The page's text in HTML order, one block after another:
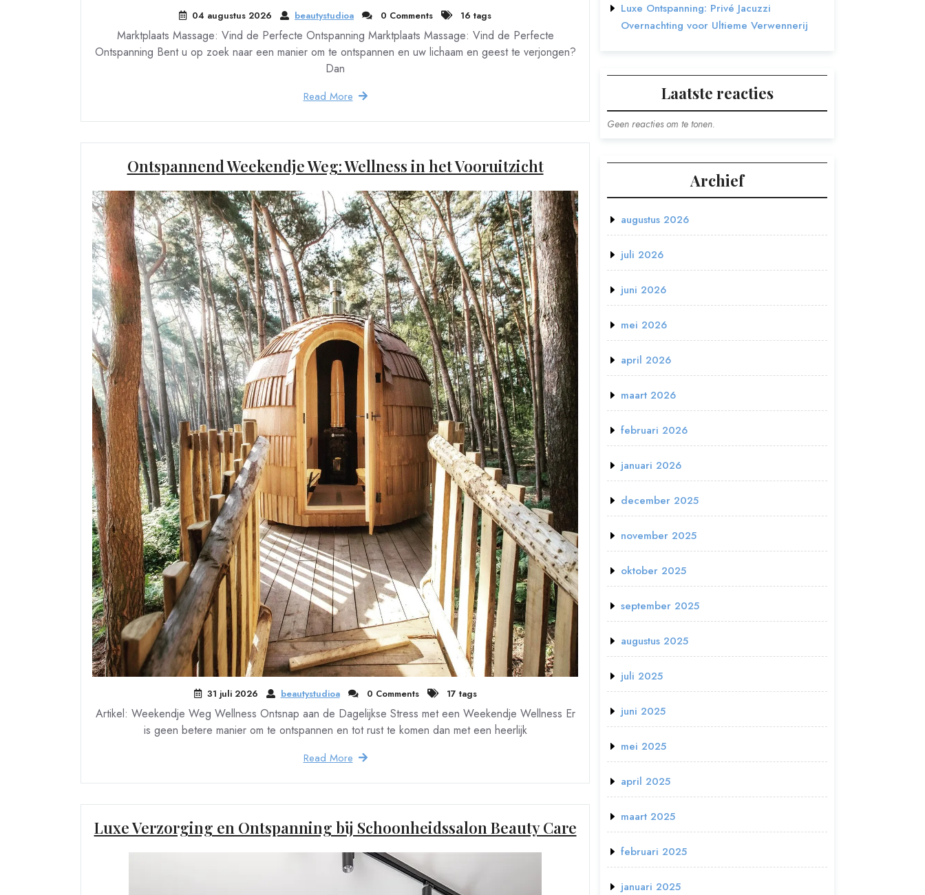
04 augustus 2026 beautystudioa 0 Comments 16 tags
Marktplaats Massage: Vind de Perfecte Ontspanning Marktplaats Massage: Vind de Perfecte
Ontspanning Bent u op zoek naar een manier om te ontspannen en uw lichaam en geest te verjongen?
Dan
Read More
Ontspannend Weekendje Weg: Wellness in het Vooruitzicht
31 juli 2026 beautystudioa 0 Comments 17 tags
Artikel: Weekendje Weg Wellness Ontsnap aan de Dagelijkse Stress met een Weekendje Wellness Er
is geen betere manier om te ontspannen en tot rust te komen dan met een heerlijk
Read More
Luxe Verzorging en Ontspanning bij Schoonheidssalon Beauty Care
Luxe Ontspanning: Privé Jacuzzi
Overnachting voor Ultieme Verwennerij
Laatste reacties
Geen reacties om te tonen.
Archief
augustus 2026
juli 2026
juni 2026
mei 2026
april 2026
maart 2026
februari 2026
januari 2026
december 2025
november 2025
oktober 2025
september 2025
augustus 2025
juli 2025
juni 2025
mei 2025
april 2025
maart 2025
februari 2025
januari 2025